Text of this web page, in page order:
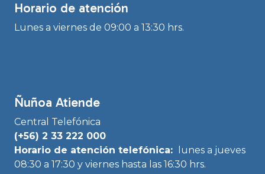
Horario de atención
Lunes a viernes de 09:00 a 13:30 hrs.
Ñuñoa Atiende
Central Telefónica
(+56) 2 33 222 000
Horario de atención telefónica:
lunes a jueves
08:30 a 17:30 y viernes hasta las 16:30 hrs.